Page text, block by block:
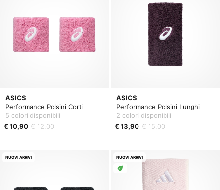
ASICS
Performance Polsini Corti
5 colori disponibili
€ 10,90 € 12,00
ASICS
Performance Polsini Lunghi
2 colori disponibili
€ 13,90 € 15,00
NUOVI ARRIVI NUOVI ARRIVI